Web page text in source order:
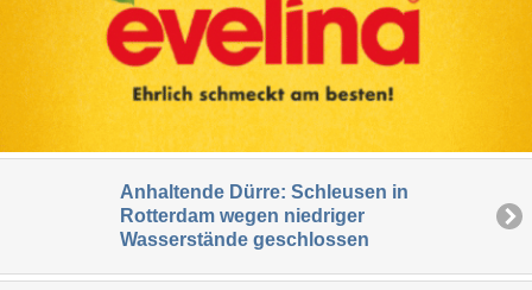
Anhaltende Dürre: Schleusen in
Rotterdam wegen niedriger
Wasserstände geschlossen